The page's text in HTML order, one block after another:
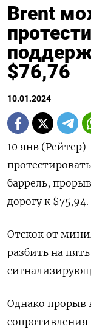
Brent
$76,76
10.01.2024
10 янв
баррель,
дорогу к $75,94.
Отскок от
разбить на
Однако прорыв